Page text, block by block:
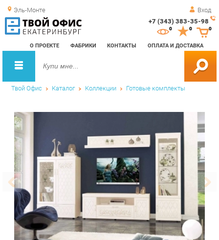
Эль-Монте Вход
+7 (343) 383-35-98
О ПРОЕКТЕ ФАБРИКИ КОНТАКТЫ ОПЛАТА И ДОСТАВКА
0 0
Твой Офис Каталог Коллекции Готовые комплекты